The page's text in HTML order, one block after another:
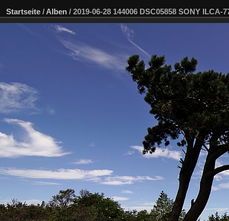
Startseite / Alben / 2019-06-28 144006 DSC05858 SONY ILCA-